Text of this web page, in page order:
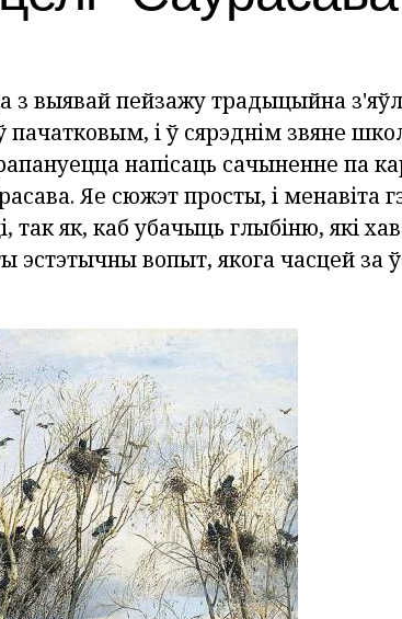
з выявай пейзажу традыцыйна
і ў сярэднім звяне
напісаць сачыненне па
Яе сюжэт просты, і менавіта
так як, каб убачыць глыбіню, які
эстэтычны вопыт, якога часцей за